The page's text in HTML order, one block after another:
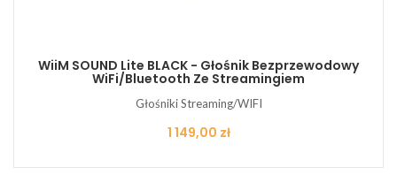
WiiM SOUND Lite BLACK - Głośnik Bezprzewodowy
WiFi/Bluetooth Ze Streamingiem
Głośniki Streaming/WIFI
Cena
1 149,00 zł